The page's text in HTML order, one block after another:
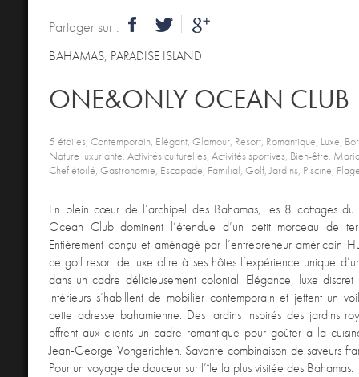
Partager sur :
BAHAMAS, PARADISE ISLAND
ONE&ONLY OCEAN CLUB
5 étoiles, Contemporain, Elégant, Glamour, Resort, Romantique, Luxe,
Nature luxuriante, Activités culturelles, Activités sportives, Bien-être,
Chef étoilé, Gastronomie, Escapade, Familial, Golf, Jardins, Piscine,
En plein cœur de l’archipel des Bahamas, les 8 cottages
Ocean Club dominent l’étendue d’un petit morceau de
Entièrement conçu et aménagé par l’entrepreneur américain
ce golf resort de luxe offre à ses hôtes l’expérience unique
dans un cadre délicieusement colonial. Elégance, luxe discret
intérieurs s’habillent de mobilier contemporain et jettent un
cette adresse bahamienne. Des jardins inspirés des jardins
offrent aux clients un cadre romantique pour goûter à la
Jean-George Vongerichten. Savante combinaison de saveurs
Pour un voyage de douceur sur l’île la plus visitée des Bahamas.